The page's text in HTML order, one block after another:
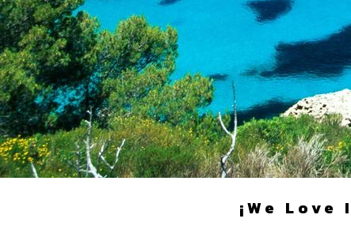
¡We Love